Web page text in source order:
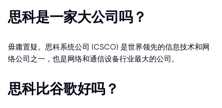
思科是一家大公司吗？
毋庸置疑。思科系统公司 (CSCO) 是世界领先的信息技术和网
络公司之一，也是网络和通信设备行业最大的公司。
思科比谷歌好吗？